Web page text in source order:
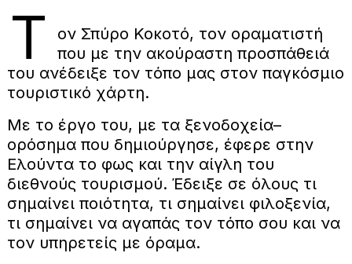
Τ
ον Σπύρο Κοκοτό, τον οραματιστή
που με την ακούραστη προσπάθειά
του ανέδειξε τον τόπο μας στον παγκόσμιο
τουριστικό χάρτη.
Με το έργο του, με τα ξενοδοχεία–
ορόσημα που δημιούργησε, έφερε στην
Ελούντα το φως και την αίγλη του
διεθνούς τουρισμού. Έδειξε σε όλους τι
σημαίνει ποιότητα, τι σημαίνει φιλοξενία,
τι σημαίνει να αγαπάς τον τόπο σου και να
τον υπηρετείς με όραμα.